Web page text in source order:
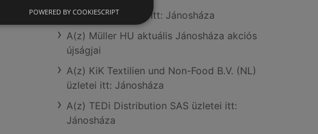
A(z) Coop üzletei itt: Jánosháza
A(z) Müller HU aktuális Jánosháza akciós
újságjai
A(z) KiK Textilien und Non-Food B.V. (NL)
üzletei itt: Jánosháza
A(z) TEDi Distribution SAS üzletei itt:
Jánosháza
POWERED BY COOKIESCRIPT